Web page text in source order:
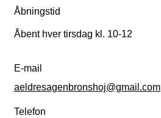
Åbningstid
Åbent hver tirsdag kl. 10-12
E-mail
aeldresagenbronshoj@gmail.com
Telefon